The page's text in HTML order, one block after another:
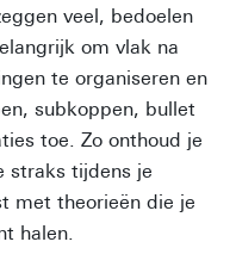
veel, bedoelen
om vlak na
te organiseren en
subkoppen, bullet
toe. Zo onthoud je
straks tijdens je
met theorieën die je
halen.